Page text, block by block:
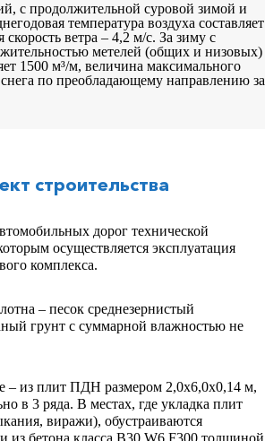
с продолжительной суровой зимой и
температура воздуха составляет
ветра – 4,2 м/с. За зиму с
метелей (общих и низовых)
1500 м³/м, величина максимального
по преобладающему направлению за
строительства
дорог технической
осуществляется эксплуатация
комплекса.
– песок среднезернистый
грунт с суммарной влажностью не
– из плит ПДН размером 2,0х6,0х0,14 м,
в 3 ряда. В местах, где укладка плит
виражи), обустраиваются
из бетона класса В30 W6 F300 толщиной